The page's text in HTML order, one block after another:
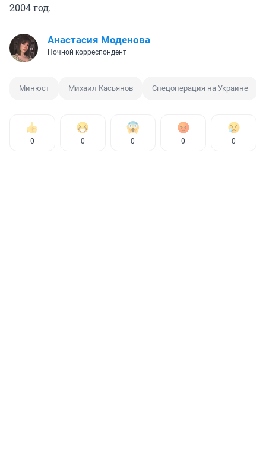
2004 год.
Анастасия Моденова
Ночной корреспондент
Минюст Михаил Касьянов Спецоперация на Украине
0 0 0 0 0